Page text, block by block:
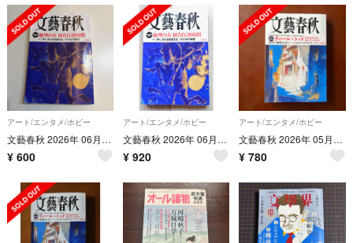
アート/エンタメ/ホビー
文藝春秋 2026年 06月号 [雑誌]
¥ 600
アート/エンタメ/ホビー
文藝春秋 2026年 06月号 [雑誌]
¥ 920
アート/エンタメ/ホビー
文藝春秋 2026年 05月号 [雑誌]
¥ 780